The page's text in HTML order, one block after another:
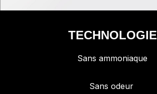
TECHNOLOGIE
Sans ammoniaque
Sans odeur